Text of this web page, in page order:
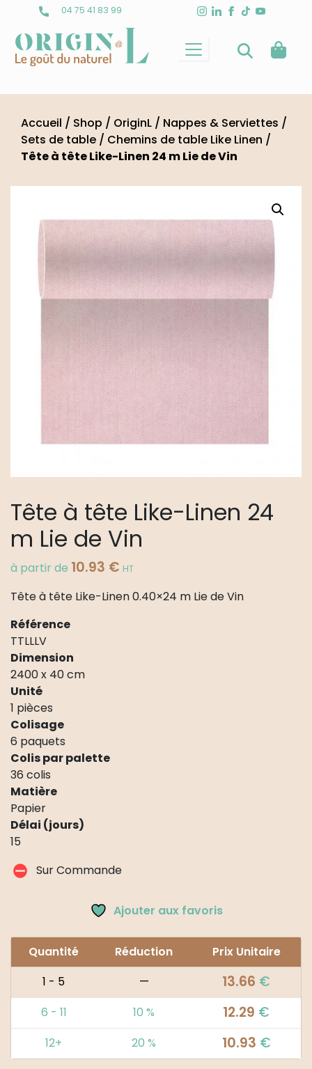
content
04 75 41 83 99
Accueil / Shop / OriginL / Nappes & Serviettes /
Sets de table / Chemins de table Like Linen /
Tête à tête Like-Linen 24 m Lie de Vin
Tête à tête Like-Linen 24
m Lie de Vin
à partir de 10.93 € HT
Tête à tête Like-Linen 0.40×24 m Lie de Vin
Référence
TTLLLV
Dimension
2400 x 40 cm
Unité
1 pièces
Colisage
6 paquets
Colis par palette
36 colis
Matière
Papier
Délai (jours)
15
Sur Commande
Ajouter aux favoris
Quantité Réduction
Prix Unitaire
1 - 5
— 13.66 €
6 - 11 10 % 12.29 €
12+ 20 % 10.93 €